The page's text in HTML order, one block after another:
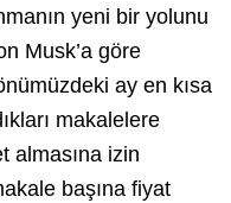
yeni bir yolunu
Musk’a göre
ay en kısa
makalelere
almasına izin
başına fiyat